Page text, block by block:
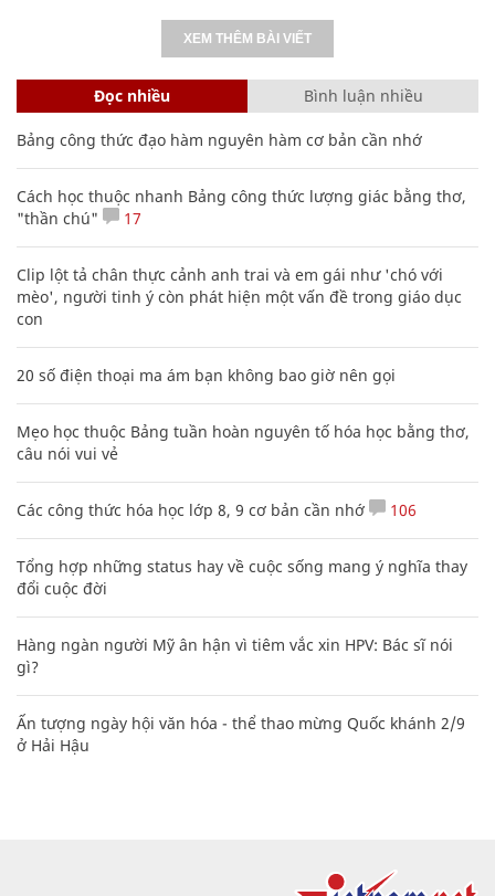
XEM THÊM BÀI VIẾT
Đọc nhiều Bình luận nhiều
Bảng công thức đạo hàm nguyên hàm cơ bản cần nhớ
Cách học thuộc nhanh Bảng công thức lượng giác bằng thơ,
"thần chú"
17
Clip lột tả chân thực cảnh anh trai và em gái như 'chó với
mèo', người tinh ý còn phát hiện một vấn đề trong giáo dục
con
20 số điện thoại ma ám bạn không bao giờ nên gọi
Mẹo học thuộc Bảng tuần hoàn nguyên tố hóa học bằng thơ,
câu nói vui vẻ
Các công thức hóa học lớp 8, 9 cơ bản cần nhớ 106
Tổng hợp những status hay về cuộc sống mang ý nghĩa thay
đổi cuộc đời
Hàng ngàn người Mỹ ân hận vì tiêm vắc xin HPV: Bác sĩ nói
gì?
Ấn tượng ngày hội văn hóa - thể thao mừng Quốc khánh 2/9
ở Hải Hậu